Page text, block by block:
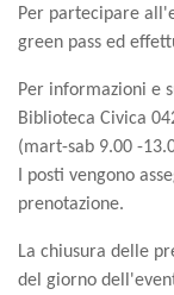
Per partecipare
green pass ed
Per informazioni e
Biblioteca Civica
(mart-sab 9.00 -
I posti vengono
prenotazione.
La chiusura delle
del giorno